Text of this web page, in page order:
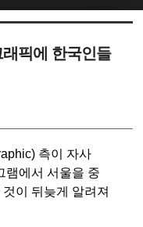
픽에 한국인들
측이 자사
램에서 서울을 중
이 뒤늦게 알려져
북5
북5